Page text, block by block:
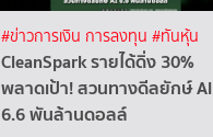
#ข่าวการเงิน การลงทุน #ทันหุ้น
CleanSpark รายได้ดิ่ง 30%
พลาดเป้า! สวนทางดีลยักษ์ AI
6.6 พันล้านดอลล์